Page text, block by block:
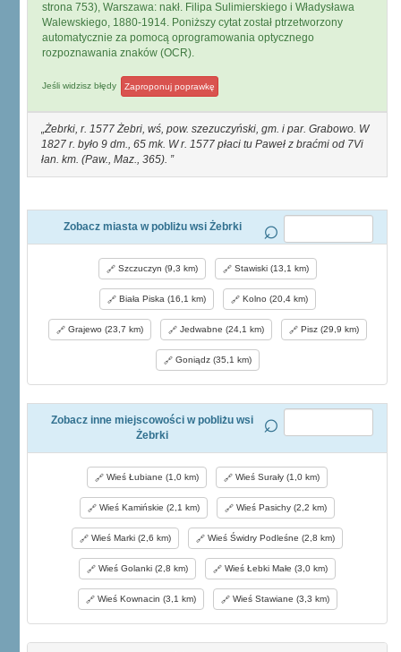
strona 753), Warszawa: nakł. Filipa Sulimierskiego i Władysława
Walewskiego, 1880-1914. Poniższy cytat został ptrzetworzony
automatycznie za pomocą oprogramowania optycznego
rozpoznawania znaków (OCR).
Jeśli widzisz błędy Zaproponuj poprawkę
Żebrki, r. 1577 Żebri, wś, pow. szezuczyński, gm. i par. Grabowo. W
1827 r. było 9 dm., 65 mk. W r. 1577 płaci tu Paweł z braćmi od 7Vi
łan. km. (Paw., Maz., 365).
Zobacz miasta w pobliżu wsi Żebrki
Szczuczyn (9,3 km) Stawiski (13,1 km)
Biała Piska (16,1 km) Kolno (20,4 km)
Grajewo (23,7 km) Jedwabne (24,1 km) Pisz (29,9 km)
Goniądz (35,1 km)
Zobacz inne miejscowości w pobliżu wsi
Żebrki
Wieś Łubiane (1,0 km) Wieś Surały (1,0 km)
Wieś Kamińskie (2,1 km) Wieś Pasichy (2,2 km)
Wieś Marki (2,6 km) Wieś Świdry Podleśne (2,8 km)
Wieś Golanki (2,8 km) Wieś Łebki Małe (3,0 km)
Wieś Kownacin (3,1 km) Wieś Stawiane (3,3 km)